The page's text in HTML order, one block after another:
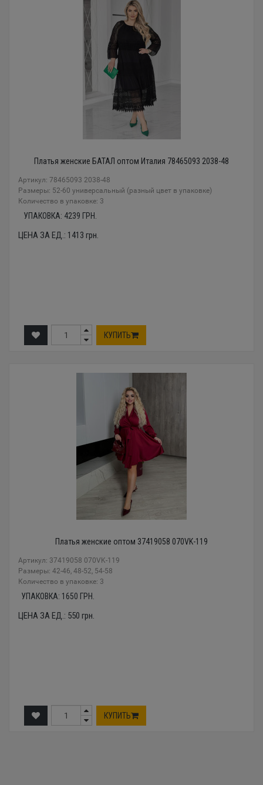
Платья женские БАТАЛ оптом Италия 78465093 2038-48
Артикул: 78465093 2038-48
Размеры: 52-60 универсальный (разный цвет в упаковке)
Количество в упаковке: 3
УПАКОВКА: 4239 ГРН.
ЦЕНА ЗА ЕД.: 1413 грн.
КУПИТЬ
Платья женские оптом 37419058 070VK-119
Артикул: 37419058 070VK-119
Размеры: 42-46, 48-52, 54-58
Количество в упаковке: 3
УПАКОВКА: 1650 ГРН.
ЦЕНА ЗА ЕД.: 550 грн.
КУПИТЬ